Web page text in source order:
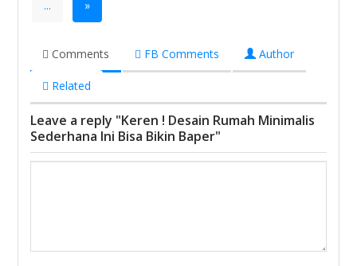
... »
Comments FB Comments Author
Related
Leave a reply "Keren ! Desain Rumah Minimalis
Sederhana Ini Bisa Bikin Baper"